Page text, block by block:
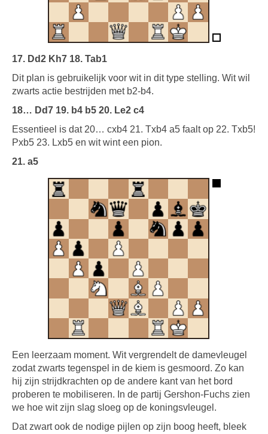
17. Dd2 Kh7 18. Tab1
Dit plan is gebruikelijk voor wit in dit type stelling. Wit wil
zwarts actie bestrijden met b2-b4.
18… Dd7 19. b4 b5 20. Le2 c4
Essentieel is dat 20… cxb4 21. Txb4 a5 faalt op 22. Txb5!
Pxb5 23. Lxb5 en wit wint een pion.
21. a5
Een leerzaam moment. Wit vergrendelt de damevleugel
zodat zwarts tegenspel in de kiem is gesmoord. Zo kan
hij zijn strijdkrachten op de andere kant van het bord
proberen te mobiliseren. In de partij Gershon-Fuchs zien
we hoe wit zijn slag sloeg op de koningsvleugel.
Dat zwart ook de nodige pijlen op zijn boog heeft, bleek